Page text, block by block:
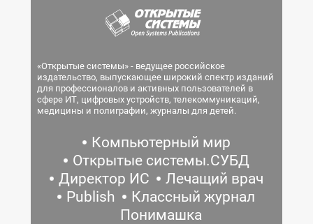
«Открытые системы» - ведущее российское
издательство, выпускающее широкий спектр изданий
для профессионалов и активных пользователей в
сфере ИТ, цифровых устройств, телекоммуникаций,
медицины и полиграфии, журналы для детей.
Компьютерный мир
Открытые системы.СУБД
Директор ИС
Лечащий врач
Publish
Классный журнал
Понимашка